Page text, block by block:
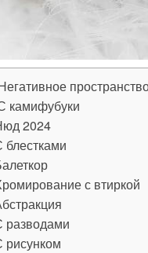
камифубуки
2024
блестками
с втиркой
разводами
рисунком